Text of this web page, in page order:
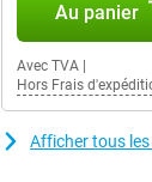
Au panier
Avec TVA
Hors Frais
Afficher tous